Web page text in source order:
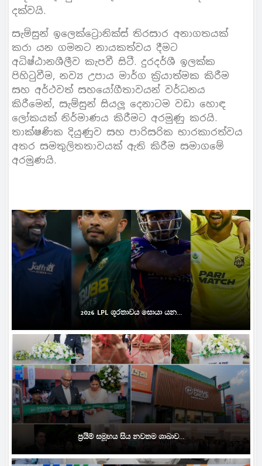
දක්වයි.
සැම්සුන් ඉලෙක්ට්‍රොනික්ස් තිරසාර අනාගතයක්
කරා යන ගමනට නායකත්වය දීමට
අධිෂ්ඨානශීලීව කැපවී සිටී. දුරදර්ශී ඉලක්ක
පිහිටුවීම, නව්‍ය උපාය මාර්ග ක‍්‍රියාත්මක කිරීම
සහ අර්ථවත් සහයෝගීතාවයන් වර්ධනය
කිරීමෙන්, සැම්සුන් සියලූ දෙනාටම වඩා හොඳ
ලෝකයක් නිර්මාණය කිරීමට අරමුණු කරයි.
තාක්ෂණික දියුණුව සහ පාරිසරික භාරකාරත්වය
අතර සමතුලිතතාවයක් ඇති කිරීම සමාගමේ
අරමුණයි.
2026 LPL ශූරතාවය සොයා යන...
ප්‍රයිම් සමූහය සිය නවතම ශාඛාව...